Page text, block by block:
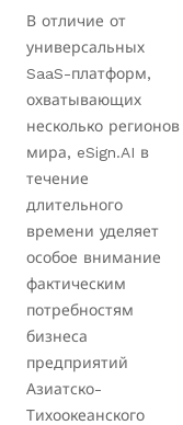
В отличие от
универсальных
SaaS-платформ,
охватывающих
несколько регионов
мира, eSign.AI в
течение
длительного
времени уделяет
особое внимание
фактическим
потребностям
бизнеса
предприятий
Азиатско-
Тихоокеанского